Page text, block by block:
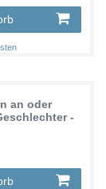
an oder
-